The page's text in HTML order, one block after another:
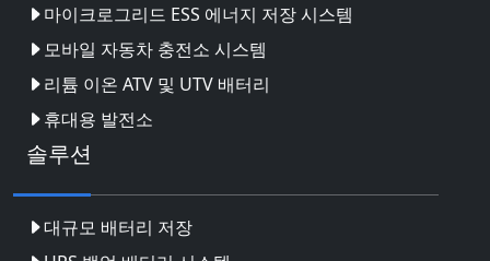
마이크로그리드 ESS 에너지 저장 시스템
모바일 자동차 충전소 시스템
리튬 이온 ATV 및 UTV 배터리
휴대용 발전소
솔루션
대규모 배터리 저장